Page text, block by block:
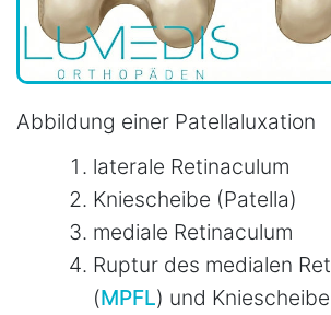
Abbildung einer Patellaluxation
laterale Retinaculum
Kniescheibe (Patella)
mediale Retinaculum
Ruptur des medialen
(MPFL) und